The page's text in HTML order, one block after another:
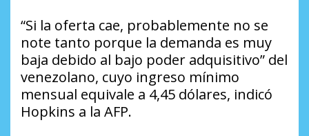
“Si la oferta cae, probablemente no se
note tanto porque la demanda es muy
baja debido al bajo poder adquisitivo” del
venezolano, cuyo ingreso mínimo
mensual equivale a 4,45 dólares, indicó
Hopkins a la AFP.